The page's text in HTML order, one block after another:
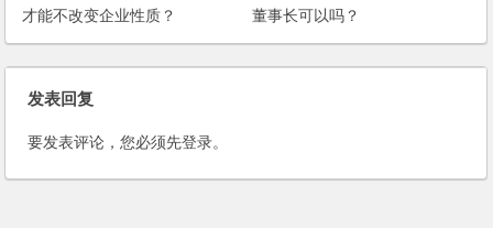
才能不改变企业性质？
董事长可以吗？
发表回复
要发表评论，您必须先登录。